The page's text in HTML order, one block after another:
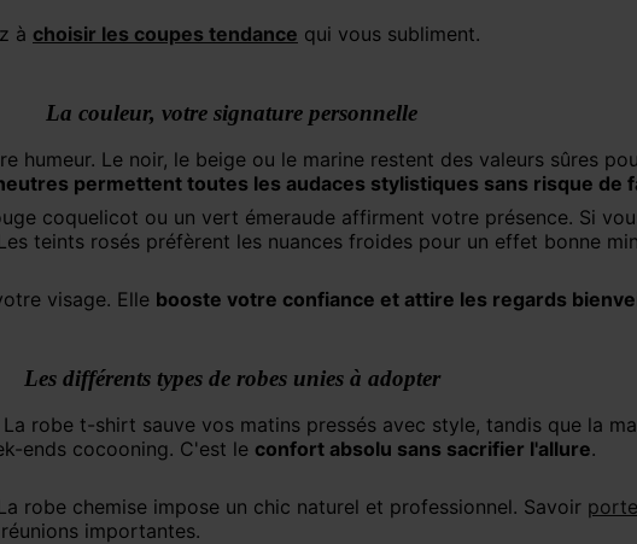
à choisir les coupes tendance qui vous subliment.
La couleur, votre signature personnelle
permettent toutes les audaces stylistiques sans risque de
coquelicot ou un vert émeraude affirment votre présence. Si
teints rosés préfèrent les nuances froides pour un effet bonne
visage. Elle booste votre confiance et attire les regards
Les différents types de robes unies à adopter
ends cocooning. C'est le confort absolu sans sacrifier l'allure.
robe chemise impose un chic naturel et professionnel. Savoir
importantes.